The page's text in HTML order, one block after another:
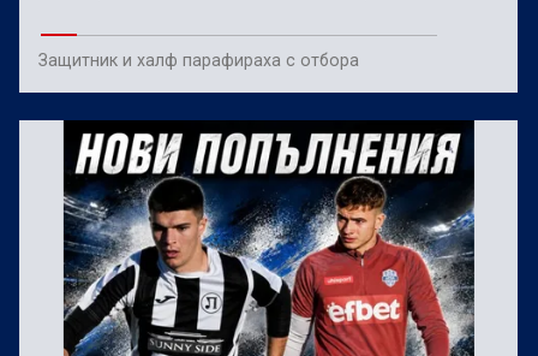
Защитник и халф парафираха с отбора